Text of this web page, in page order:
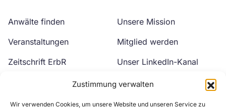
Zustimmung verwalten
Wir verwenden Cookies, um unsere Website und unseren Service zu
Anwälte finden
Veranstaltungen
Zeitschrift ErbR
Unsere Mission
Mitglied werden
Unser LinkedIn-Kanal
Unser YouTube-Kanal